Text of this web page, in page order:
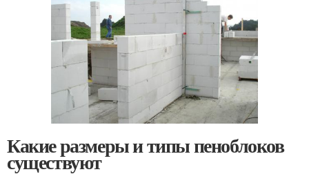
Какие размеры и типы пеноблоков
существуют